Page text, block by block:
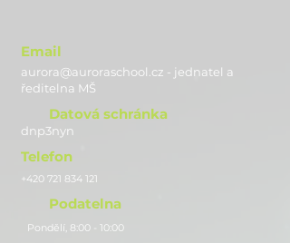
Email
aurora@auroraschool.cz - jednatel a
ředitelna MŠ
Datová schránka
dnp3nyn
Telefon
+420 721 834 121
Podatelna
Pondělí, 8:00 - 10:00